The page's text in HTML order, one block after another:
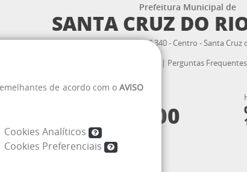
Prefeitura Municipal de
SANTA CRUZ DO
Praça Deputado Lêonidas Camarinha nº 340 - Centro - Santa Cruz
| Perguntas Frequentes
3332.2300
de acordo com oAVISO
Cookies Analíticos
Cookies Preferenciais